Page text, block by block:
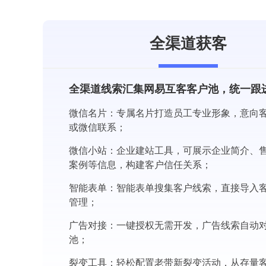
全渠道获客
全渠道线索汇集网易互客客户池，统一跟
微信名片：专属名片打造员工专业形象，意向
或微信联系；
微信小站：企业建站工具，可展示企业简介、
案例等信息，构建客户信任关系；
智能表单：智能表单搜集客户线索，直接导入
管理；
广告对接：一键授权无需开发，广告线索自动
池；
裂变工具：轻松配置老带新裂变活动，从存量